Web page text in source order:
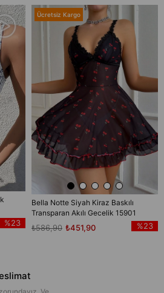
%23
Bella Notte Siyah Kiraz Baskılı
Transparan Akılı Gecelik 15901
₺451,90
₺586,90 %23
Ücretsiz Kargo